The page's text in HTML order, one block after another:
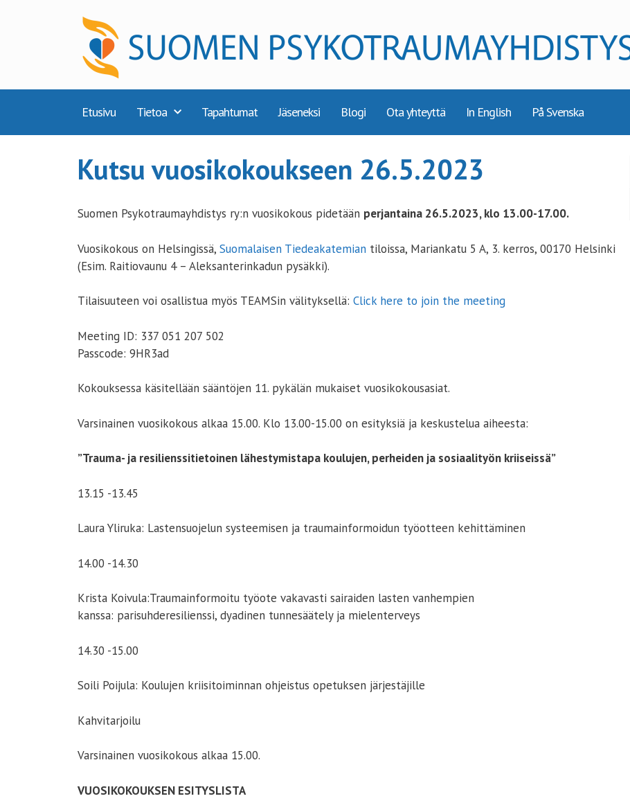
Etusivu Tietoa Tapahtumat Jäseneksi Blogi Ota yhteyttä In English På Svenska
Kutsu vuosikokoukseen 26.5.2023
Suomen Psykotraumayhdistys ry:n vuosikokous pidetään perjantaina 26.5.2023, klo 13.00-17.00.
Vuosikokous on Helsingissä, Suomalaisen Tiedeakatemian tiloissa, Mariankatu 5 A, 3. kerros, 00170 Helsinki
(Esim. Raitiovaunu 4 – Aleksanterinkadun pysäkki).
Tilaisuuteen voi osallistua myös TEAMSin välityksellä: Click here to join the meeting
Meeting ID: 337 051 207 502
Passcode: 9HR3ad
Kokouksessa käsitellään sääntöjen 11. pykälän mukaiset vuosikokousasiat.
Varsinainen vuosikokous alkaa 15.00. Klo 13.00-15.00 on esityksiä ja keskustelua aiheesta:
”Trauma- ja resilienssitietoinen lähestymistapa koulujen, perheiden ja sosiaalityön kriiseissä”
13.15 -13.45
Laura Yliruka: Lastensuojelun systeemisen ja traumainformoidun työotteen kehittäminen
14.00 -14.30
Krista Koivula:Traumainformoitu työote vakavasti sairaiden lasten vanhempien
kanssa: parisuhderesilienssi, dyadinen tunnesäätely ja mielenterveys
14.30 -15.00
Soili Poijula: Koulujen kriisitoiminnan ohjeistus opetuksen järjestäjille
Kahvitarjoilu
Varsinainen vuosikokous alkaa 15.00.
VUOSIKOKOUKSEN ESITYSLISTA